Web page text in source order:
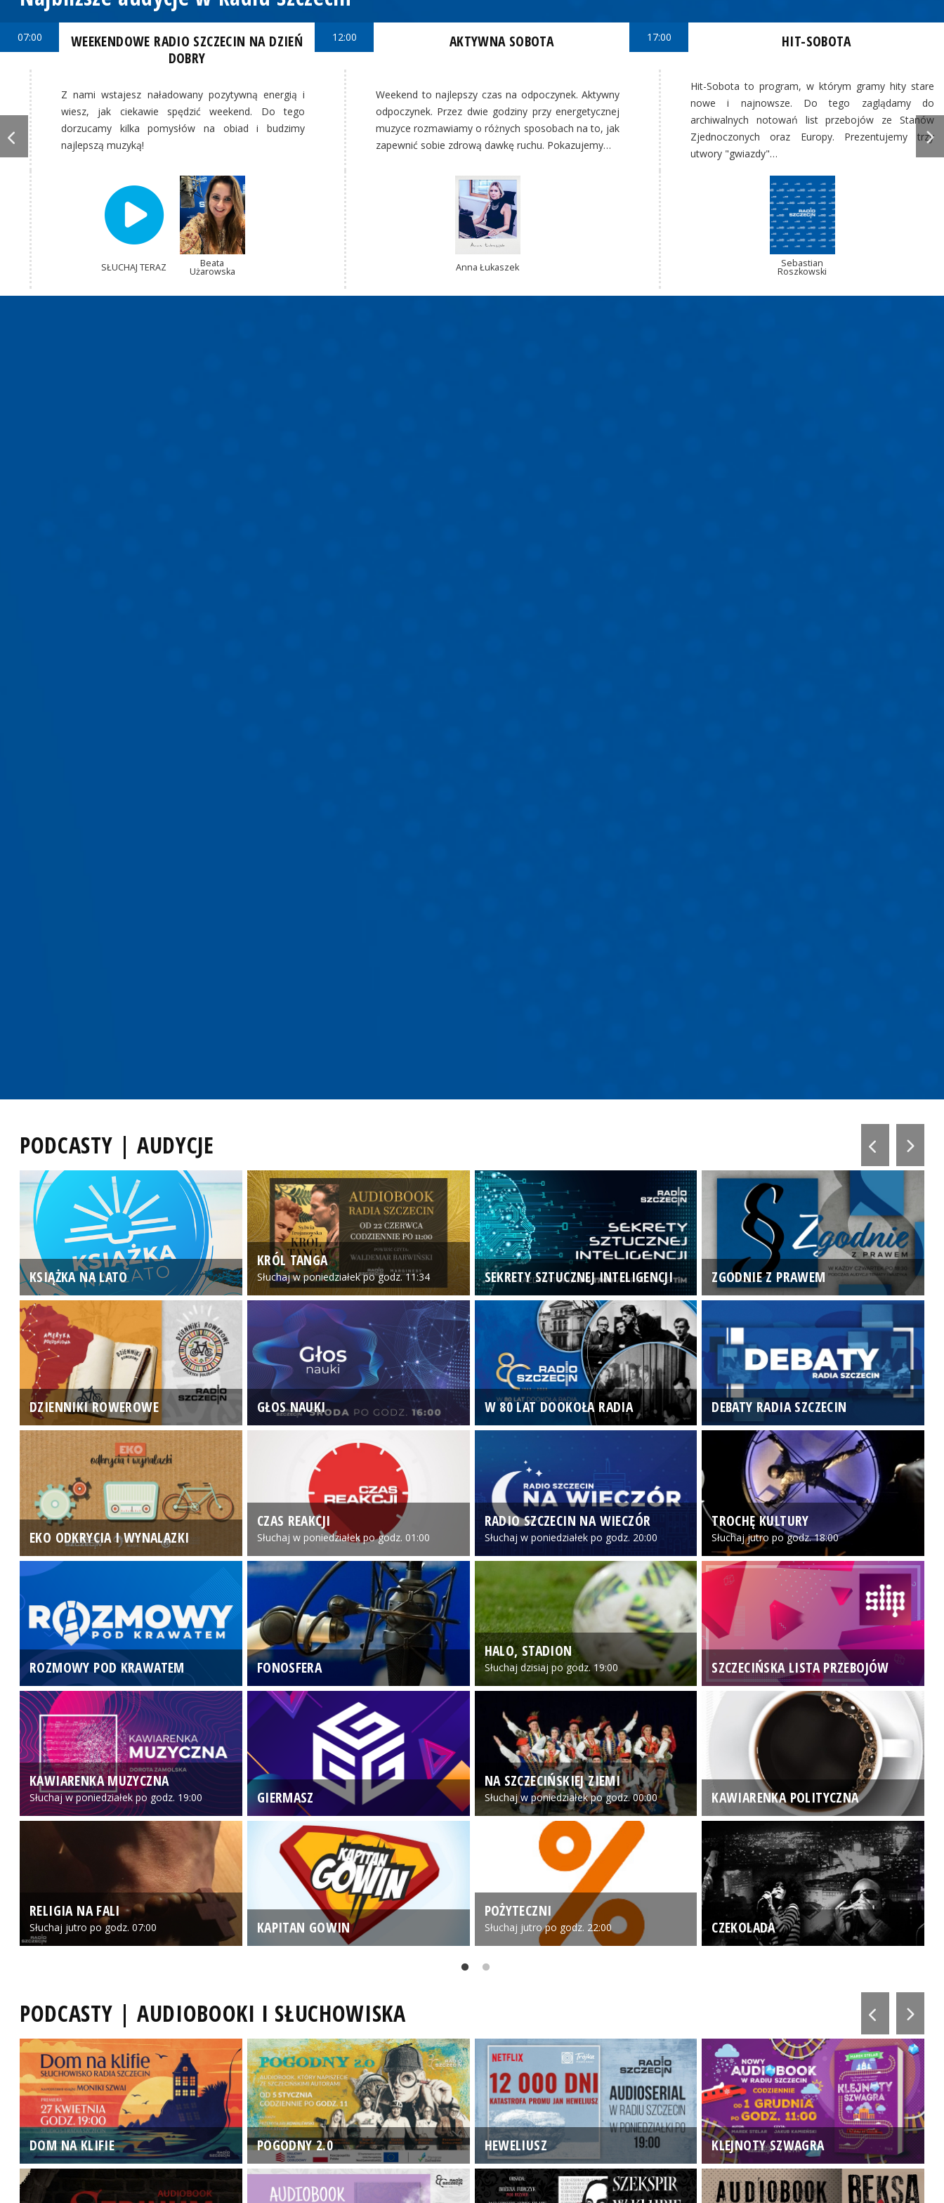
07:00
WEEKENDOWE RADIO SZCZECIN NA DZIEŃ
DOBRY
Z nami wstajesz naładowany pozytywną energią i
wiesz, jak ciekawie spędzić weekend. Do tego
dorzucamy kilka pomysłów na obiad i budzimy
najlepszą muzyką!
SŁUCHAJ TERAZ Beata
Użarowska
12:00 AKTYWNA SOBOTA
Weekend to najlepszy czas na odpoczynek. Aktywny
odpoczynek. Przez dwie godziny przy energetycznej
muzyce rozmawiamy o różnych sposobach na to, jak
zapewnić sobie zdrową dawkę ruchu. Pokazujemy…
Anna Łukaszek
17:00 HIT-SOBOTA
Hit-Sobota to program, w którym gramy hity stare
nowe i najnowsze. Do tego zaglądamy do
archiwalnych notowań list przebojów ze Stanów
Zjednoczonych oraz Europy. Prezentujemy trzy
utwory "gwiazdy"…
Sebastian
Roszkowski
PODCASTY | AUDYCJE
KSIĄŻKA NA LATO
KRÓL TANGA
Słuchaj w poniedziałek po godz. 11:34 SEKRETY SZTUCZNEJ INTELIGENCJI ZGODNIE Z PRAWEM
DZIENNIKI ROWEROWE GŁOS NAUKI W 80 LAT DOOKOŁA RADIA DEBATY RADIA SZCZECIN
EKO ODKRYCIA I WYNALAZKI
CZAS REAKCJI
Słuchaj w poniedziałek po godz. 01:00
RADIO SZCZECIN NA WIECZÓR
Słuchaj w poniedziałek po godz. 20:00
TROCHĘ KULTURY
Słuchaj jutro po godz. 18:00
ROZMOWY POD KRAWATEM FONOSFERA
HALO, STADION
Słuchaj dzisiaj po godz. 19:00 SZCZECIŃSKA LISTA PRZEBOJÓW
KAWIARENKA MUZYCZNA
Słuchaj w poniedziałek po godz. 19:00 GIERMASZ
NA SZCZECIŃSKIEJ ZIEMI
Słuchaj w poniedziałek po godz. 00:00 KAWIARENKA POLITYCZNA
RELIGIA NA FALI
Słuchaj jutro po godz. 07:00 KAPITAN GOWIN
POŻYTECZNI
Słuchaj jutro po godz. 22:00 CZEKOLADA
PODCASTY | AUDIOBOOKI I SŁUCHOWISKA
DOM NA KLIFIE POGODNY 2.0 HEWELIUSZ KLEJNOTY SZWAGRA